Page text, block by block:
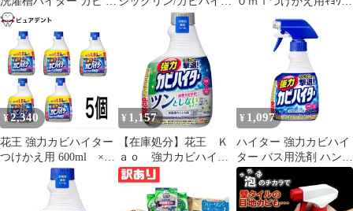
アカ 強力発泡洗浄 粉末
酸素系 洗濯槽クリーナ
ー＃
ー/ホームリセット】新
品【５点セット】
ｸｶﾋﾞﾊｲﾀｰﾂｹｶｴﾖｳ【花
¥2,340
花王 強力カビハイター
つけかえ用 600ml ×5
¥ 1,157
【在庫処分】花王 Ｋ
ａｏ 強力カビハイタ
ー ツンとしないタイ
プ つけかえ用 ３６
０ｍｌ 【品番：
¥ 1,097
ハイター 強力カビハイ
ター バス用洗剤 ハンデ
ィスプレー 400ml